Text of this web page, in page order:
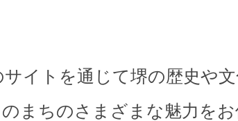
イトを通じて堺の歴史や
まちのさまざまな魅力を